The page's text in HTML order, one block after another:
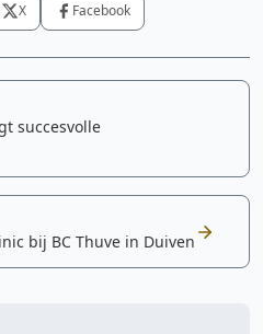
X Facebook
succesvolle
bij BC Thuve in Duiven